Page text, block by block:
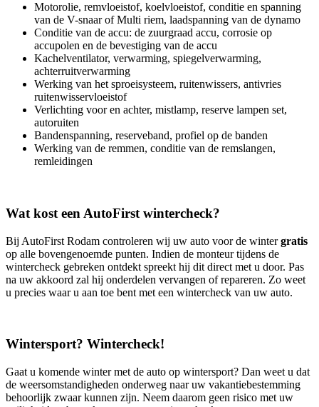
Motorolie, remvloeistof, koelvloeistof, conditie en spanning
van de V-snaar of Multi riem, laadspanning van de dynamo
Conditie van de accu: de zuurgraad accu, corrosie op
accupolen en de bevestiging van de accu
Kachelventilator, verwarming, spiegelverwarming,
achterruitverwarming
Werking van het sproeisysteem, ruitenwissers, antivries
ruitenwisservloeistof
Verlichting voor en achter, mistlamp, reserve lampen set,
autoruiten
Bandenspanning, reserveband, profiel op de banden
Werking van de remmen, conditie van de remslangen,
remleidingen
Wat kost een AutoFirst wintercheck?
Bij AutoFirst Rodam controleren wij uw auto voor de wintergratis
op alle bovengenoemde punten. Indien de monteur tijdens de
wintercheck gebreken ontdekt spreekt hij dit direct met u door. Pas
na uw akkoord zal hij onderdelen vervangen of repareren. Zo weet
u precies waar u aan toe bent met een wintercheck van uw auto.
Wintersport? Wintercheck!
Gaat u komende winter met de auto op wintersport? Dan weet u dat
de weersomstandigheden onderweg naar uw vakantiebestemming
behoorlijk zwaar kunnen zijn. Neem daarom geen risico met uw